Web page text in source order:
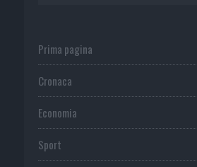
Prima pagina
Cronaca
Economia
Sport